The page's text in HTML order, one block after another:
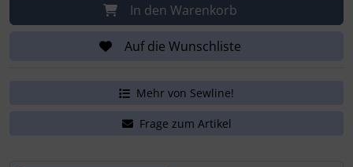
In den Warenkorb
Auf die Wunschliste
Mehr von Sewline!
Frage zum Artikel